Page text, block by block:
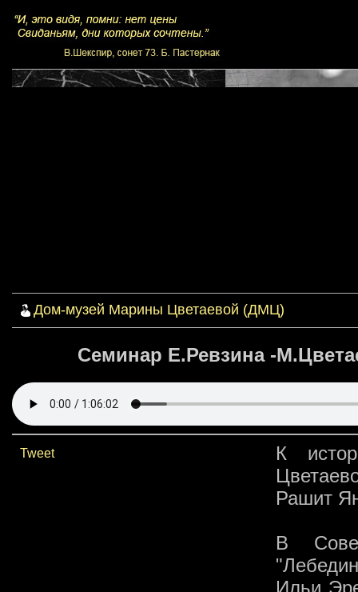
Дом-музей Марины Цветаевой (ДМЦ)
Семинар Е.Ревзина -
Tweet
К
Рашит
В
Ильи